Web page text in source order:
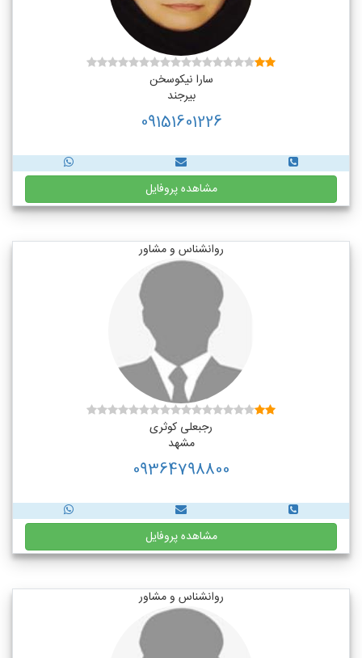
سارا نیکوسخن
بیرجند
09151601226
مشاهده پروفایل
روانشناس و مشاور
رجبعلی کوثری
مشهد
09364798800
مشاهده پروفایل
روانشناس و مشاور